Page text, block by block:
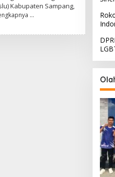
Kabupaten Sampang,